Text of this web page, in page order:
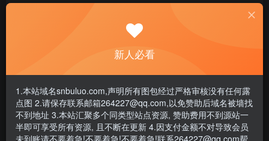
- 百度网盘提示提取码错误，请更换浏览器重试，这是百度网盘版本问
- 遇见解压密码不对、无法解压，请查看
- 资源失效/充值未到账/账号解禁...等问题请《提交工单》
喜欢小仓千代w这位国产美女coser的宅男绅士们，可以去微
博或者B站上关注一下，下面一起来看看吧。
新人必看
1.本站域名snbuluo.com,声明所有图包经过严格审核没有任何露
点图 2.请保存联系邮箱264227@qq.com,以免赞助后域名被墙找
不到地址 3.本站汇聚多个同类型站点资源, 赞助费用不到源站一
半即可享受所有资源, 且不断在更新 4.因支付金额不对导致会员
未到账请不要着急!不要着急!不要着急!联系264227@qq.com帮